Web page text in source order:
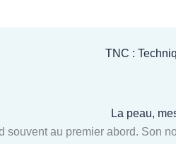
TNC :
La peau,
souvent au premier abord. Son